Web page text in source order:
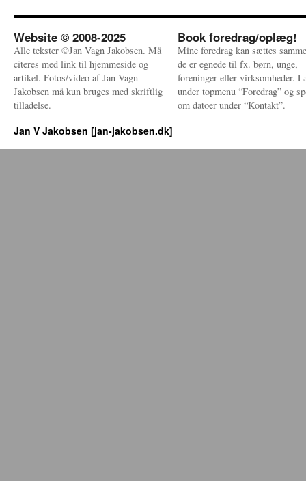
Website © 2008-2025
Alle tekster ©Jan Vagn Jakobsen. Må
citeres med link til hjemmeside og
artikel. Fotos/video af Jan Vagn
Jakobsen må kun bruges med skriftlig
tilladelse.
Book foredrag/oplæg!
Mine foredrag kan sættes
de er egnede til fx. børn, unge,
foreninger eller virksomheder.
under topmenu “Foredrag” og
om datoer under “Kontakt”.
Jan V Jakobsen [jan-jakobsen.dk]